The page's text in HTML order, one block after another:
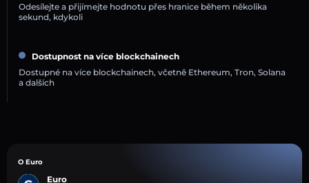
Odesílejte a přijímejte hodnotu přes hranice během několika
sekund, kdykoli
Dostupnost na více blockchainech
Dostupné na více blockchainech, včetně Ethereum, Tron, Solana
a dalších
O Euro
Euro